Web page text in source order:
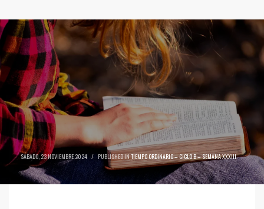
SÁBADO, 23 NOVIEMBRE 2024 / PUBLISHED IN TIEMPO ORDINARIO – CICLO B – SEMANA XXXIII